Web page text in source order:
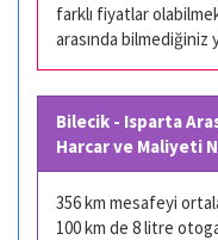
farklı fiyatlar
arasında bilmediğiniz
Bilecik - Isparta
Harcar ve Maliyeti
356 km mesafeyi
100 km de 8 litre